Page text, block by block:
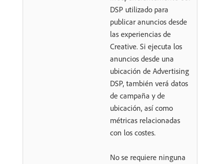
DSP utilizado para
publicar anuncios desde
las experiencias de
Creative. Si ejecuta los
anuncios desde una
ubicación de Advertising
DSP, también verá datos
de campaña y de
ubicación, así como
métricas relacionadas
con los costes.
No se requiere ninguna